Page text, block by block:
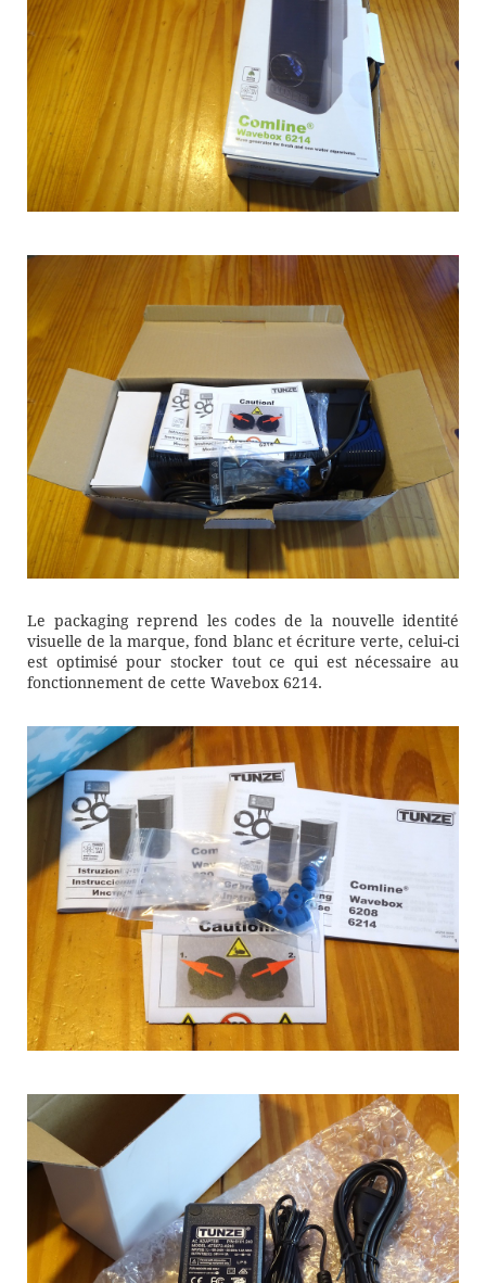
Le packaging reprend les codes de la nouvelle identité
visuelle de la marque, fond blanc et écriture verte, celui-ci
est optimisé pour stocker tout ce qui est nécessaire au
fonctionnement de cette Wavebox 6214.